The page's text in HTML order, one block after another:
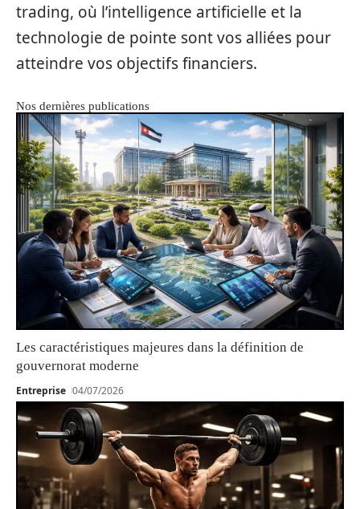
trading, où l’intelligence artificielle et la
technologie de pointe sont vos alliées pour
atteindre vos objectifs financiers.
Nos dernières publications
Les caractéristiques majeures dans la définition de
gouvernorat moderne
Entreprise 04/07/2026